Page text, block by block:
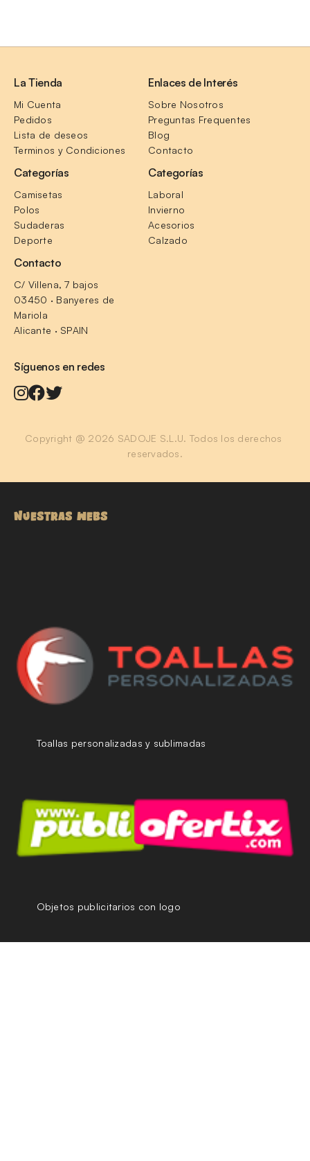
La Tienda
Mi Cuenta
Pedidos
Lista de deseos
Terminos y Condiciones
Enlaces de Interés
Sobre Nosotros
Preguntas Frequentes
Blog
Contacto
Categorías
Camisetas
Polos
Sudaderas
Deporte
Categorías
Laboral
Invierno
Acesorios
Calzado
Contacto
C/ Villena, 7 bajos
03450 · Banyeres de
Mariola
Alicante · SPAIN
Síguenos en redes
Copyright @ 2026 SADOJE S.L.U. Todos los derechos
reservados.
NUESTRAS WEBS
Toallas personalizadas y sublimadas
Objetos publicitarios con logo